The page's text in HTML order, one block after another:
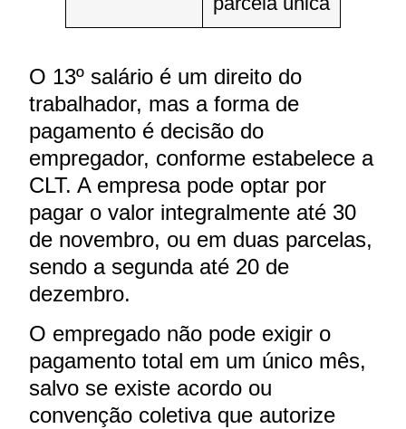
O 13º salário é um direito do
trabalhador, mas a forma de
pagamento é decisão do
empregador, conforme estabelece a
CLT. A empresa pode optar por
pagar o valor integralmente até 30
de novembro, ou em duas parcelas,
sendo a segunda até 20 de
dezembro.
O empregado não pode exigir o
pagamento total em um único mês,
salvo se existe acordo ou
convenção coletiva que autorize